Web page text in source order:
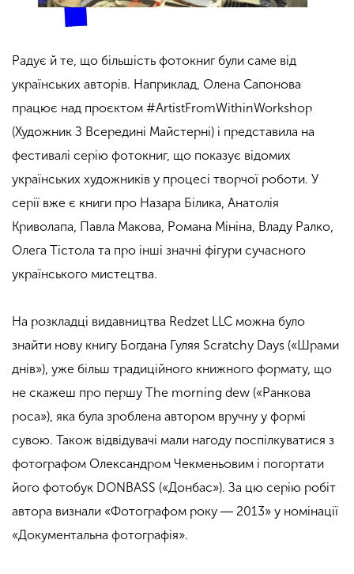
Радує й те, що більшість фотокниг були саме від
українських авторів. Наприклад, Олена Сапонова
працює над проєктом #ArtistFromWithinWorkshop
(Художник З Всередині Майстерні) і представила на
фестивалі серію фотокниг, що показує відомих
українських художників у процесі творчої роботи. У
серії вже є книги про Назара Білика, Анатолія
Криволапа, Павла Макова, Романа Мініна, Владу Ралко,
Олега Тістола та про інші значні фігури сучасного
українського мистецтва.
На розкладці видавництва Redzet LLC можна було
знайти нову книгу Богдана Гуляя Scratchy Days («Шрами
днів»), уже більш традиційного книжного формату, що
не скажеш про першу The morning dew («Ранкова
роса»), яка була зроблена автором вручну у формі
сувою. Також відвідувачі мали нагоду поспілкуватися з
фотографом Олександром Чекменьовим і погортати
його фотобук DONBASS («Донбас»). За цю серію робіт
автора визнали «Фотографом року ― 2013» у номінації
«Документальна фотографія».